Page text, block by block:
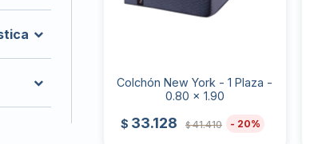
Colchón New York - 1 Plaza -
0.80 x 1.90
$ 33.128 $ 41.410 20